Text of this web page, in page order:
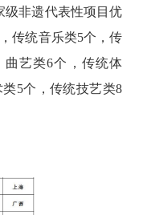
级非遗代表性项目优
传统音乐类5个，传
曲艺类6个，传统体
5个，传统技艺类8